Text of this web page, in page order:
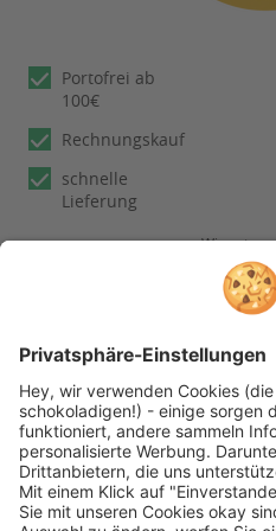
Portofrei ab
100€
Rechnungskauf
schnelle
Lieferung
Wir
unseren
Folgen Sie rehashop auch auf